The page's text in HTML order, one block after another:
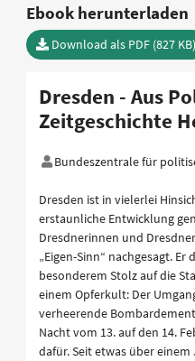
Dresden - Aus
Zeitgeschichte
Bundeszentrale für
Dresden ist in vielerlei
erstaunliche Entwicklung
Dresdnerinnen und
„Eigen-Sinn“ nachgesagt.
besonderem Stolz auf die
einem Opferkult: Der
verheerende
Nacht vom 13. auf den 14.
dafür. Seit etwas über
Ebook herunterladen
Download als PDF (827 KB)